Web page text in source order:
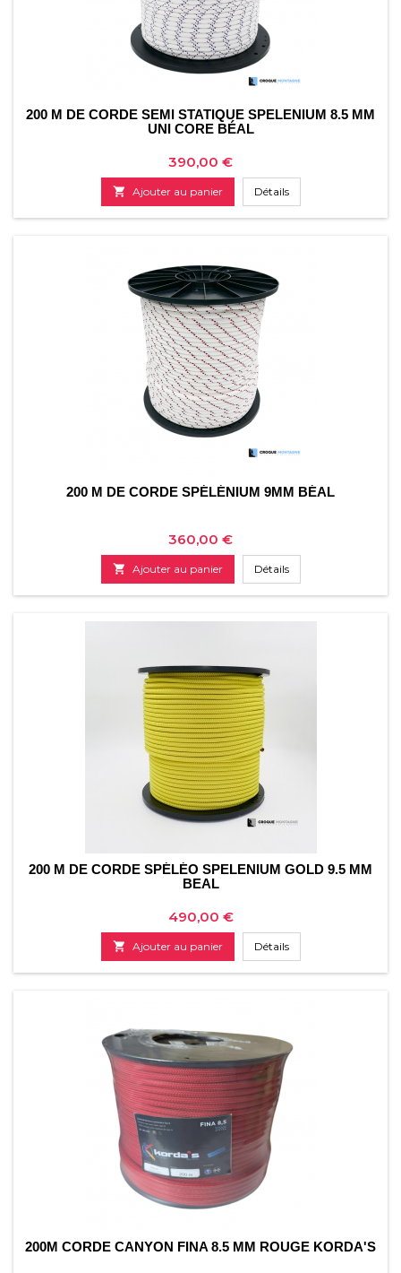
200 M DE CORDE SEMI STATIQUE SPELENIUM 8.5 MM
UNI CORE BÉAL
Prix
390,00 €
 Ajouter au panier Détails
200 M DE CORDE SPÉLÉNIUM 9MM BÉAL
Prix
360,00 €
 Ajouter au panier Détails
200 M DE CORDE SPÉLÉO SPELENIUM GOLD 9.5 MM
BEAL
Prix
490,00 €
 Ajouter au panier Détails
200M CORDE CANYON FINA 8.5 MM ROUGE KORDA'S